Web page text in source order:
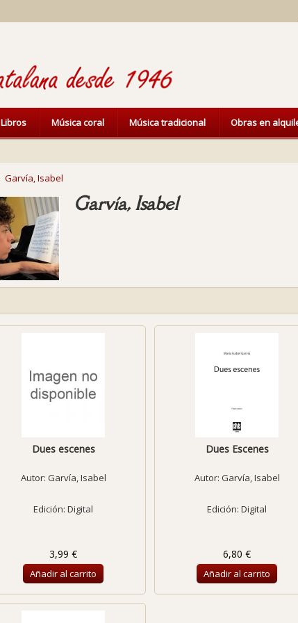
Libros Música coral Música tradicional Obras en
Garvía, Isabel
Garvía, Isabel
Dues escenes
Autor: Garvía, Isabel
Edición: Digital
3,99 €
Añadir al carrito
Dues Escenes
Autor: Garvía, Isabel
Edición: Digital
6,80 €
Añadir al carrito